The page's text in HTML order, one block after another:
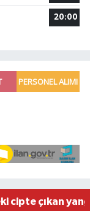
20:00
düzenlendi
cipte çıkan